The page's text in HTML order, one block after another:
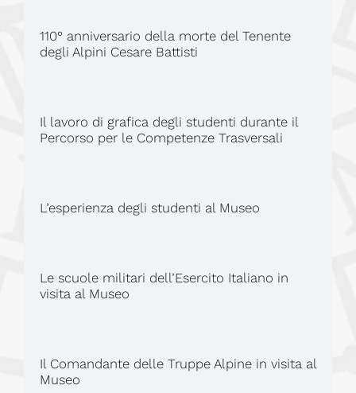
110° anniversario della morte del Tenente
degli Alpini Cesare Battisti
Il lavoro di grafica degli studenti durante il
Percorso per le Competenze Trasversali
L’esperienza degli studenti al Museo
Le scuole militari dell’Esercito Italiano in
visita al Museo
Il Comandante delle Truppe Alpine in visita al
Museo